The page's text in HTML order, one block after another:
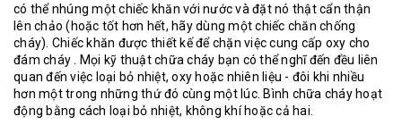
có thể nhúng một chiếc khăn với nước và đặt nó thật cẩn thận
lên chảo (hoặc tốt hơn hết, hãy dùng một chiếc chăn chống
cháy). Chiếc khăn được thiết kế để chặn việc cung cấp oxy cho
đám cháy . Mọi kỹ thuật chữa cháy bạn có thể nghĩ đến đều liên
quan đến việc loại bỏ nhiệt, oxy hoặc nhiên liệu - đôi khi nhiều
hơn một trong những thứ đó cùng một lúc. Bình chữa cháy hoạt
động bằng cách loại bỏ nhiệt, không khí hoặc cả hai.